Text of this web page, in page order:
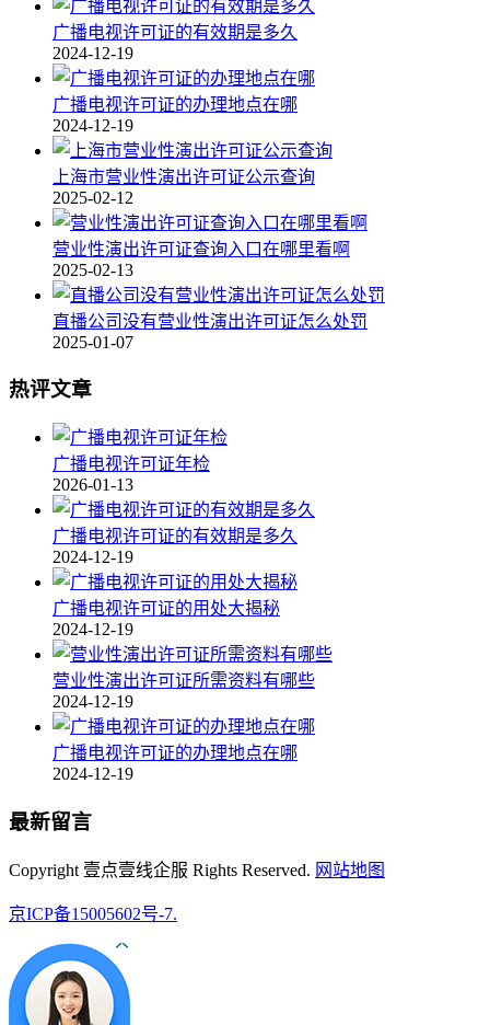
广播电视许可证的有效期是多久
2024-12-19
广播电视许可证的办理地点在哪
2024-12-19
上海市营业性演出许可证公示查询
2025-02-12
营业性演出许可证查询入口在哪里看啊
2025-02-13
直播公司没有营业性演出许可证怎么处罚
2025-01-07
热评文章
广播电视许可证年检
2026-01-13
广播电视许可证的有效期是多久
2024-12-19
广播电视许可证的用处大揭秘
2024-12-19
营业性演出许可证所需资料有哪些
2024-12-19
广播电视许可证的办理地点在哪
2024-12-19
最新留言
Copyright 壹点壹线企服 Rights Reserved. 网站地图
京ICP备15005602号-7.